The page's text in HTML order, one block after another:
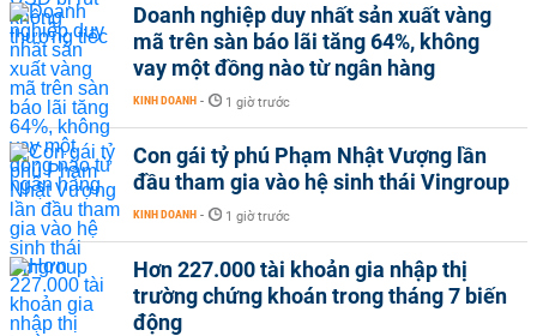
Doanh nghiệp duy nhất sản xuất vàng
mã trên sàn báo lãi tăng 64%, không
vay một đồng nào từ ngân hàng
KINH DOANH - 1 giờ trước
Con gái tỷ phú Phạm Nhật Vượng lần
đầu tham gia vào hệ sinh thái Vingroup
KINH DOANH - 1 giờ trước
Hơn 227.000 tài khoản gia nhập thị
trường chứng khoán trong tháng 7 biến
động